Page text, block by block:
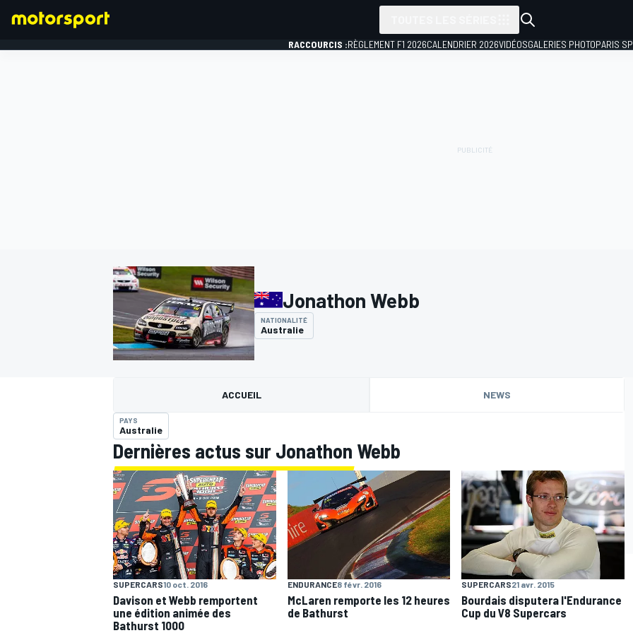
MOTOGP
RACCOURCIS :RÈGLEMENT F1 2026CALENDRIER 2026VIDÉOSGALERIES PHOTOPARIS
Jonathon Webb
NATIONALITÉ
Australie
ACCUEIL NEWS
PAYS
Australie
Dernières actus sur Jonathon Webb
SUPERCARS10 oct. 2016
Davison et Webb remportent
une édition animée des
Bathurst 1000
ENDURANCE8 févr. 2016
McLaren remporte les 12 heures
de Bathurst
SUPERCARS21 avr. 2015
Bourdais disputera l'Endurance
Cup du V8 Supercars